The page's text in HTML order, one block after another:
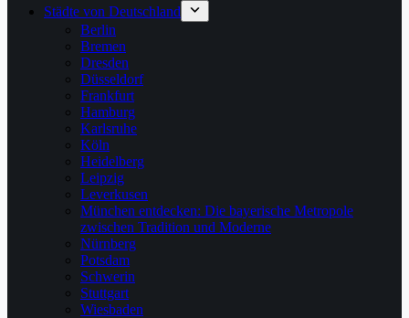
Städte von Deutschland
Berlin
Bremen
Dresden
Düsseldorf
Frankfurt
Hamburg
Karlsruhe
Köln
Heidelberg
Leipzig
Leverkusen
München entdecken: Die bayerische Metropole
zwischen Tradition und Moderne
Nürnberg
Potsdam
Schwerin
Stuttgart
Wiesbaden